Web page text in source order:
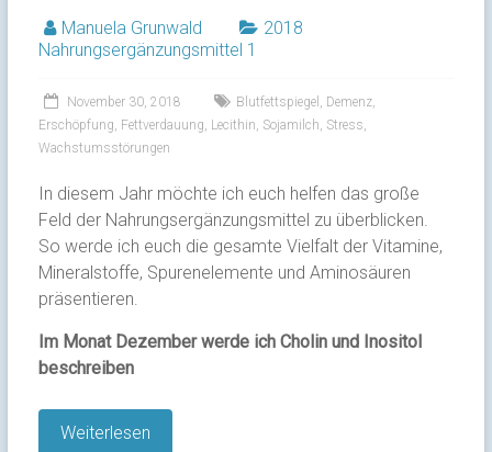
Manuela Grunwald
2018
Nahrungsergänzungsmittel 1
November 30, 2018 Blutfettspiegel Demenz,
Erschöpfung Fettverdauung Lecithin Sojamilch Stress
Wachstumsstörungen
In diesem Jahr möchte ich euch helfen das große
Feld der Nahrungsergänzungsmittel zu überblicken.
So werde ich euch die gesamte Vielfalt der Vitamine,
Mineralstoffe, Spurenelemente und Aminosäuren
präsentieren.
Im Monat Dezember werde ich Cholin und Inositol
beschreiben
Weiterlesen